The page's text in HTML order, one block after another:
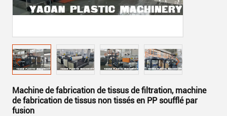
Machine de fabrication de tissus de filtration, machine
de fabrication de tissus non tissés en PP soufflé par
fusion